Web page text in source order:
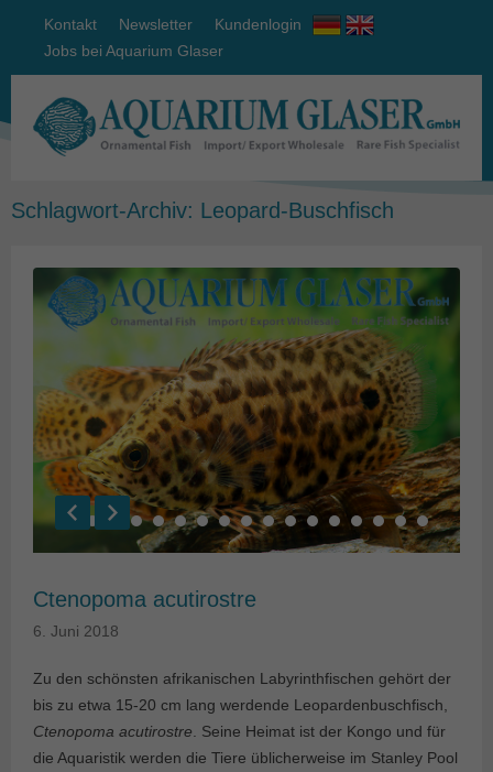
Kontakt Newsletter
Kundenlogin
Jobs bei Aquarium Glaser
Schlagwort-Archiv: Leopard-Buschfisch
Ctenopoma acutirostre
6. Juni 2018
Zu den schönsten afrikanischen Labyrinthfischen gehört der
bis zu etwa 15-20 cm lang werdende Leopardenbuschfisch,
Ctenopoma acutirostre . Seine Heimat ist der Kongo und für
die Aquaristik werden die Tiere üblicherweise im Stanley Pool